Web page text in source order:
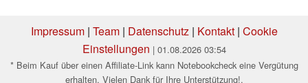
Impressum| Team| Datenschutz| Kontakt| Cookie
Einstellungen | 01.08.2026 03:54
* Beim Kauf über einen Affiliate-Link kann Notebookcheck eine Vergütung
erhalten. Vielen Dank für Ihre Unterstützung!.